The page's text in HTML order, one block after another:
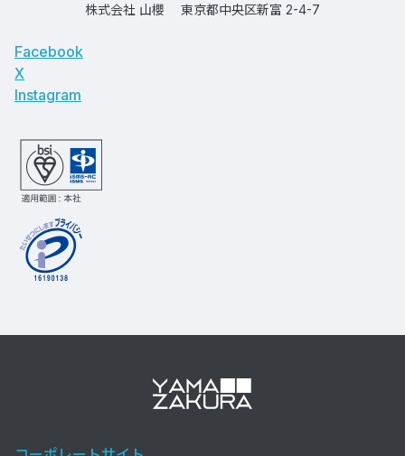
株式会社 山櫻 東京都中央区新富 2-4-7
Facebook
X
Instagram